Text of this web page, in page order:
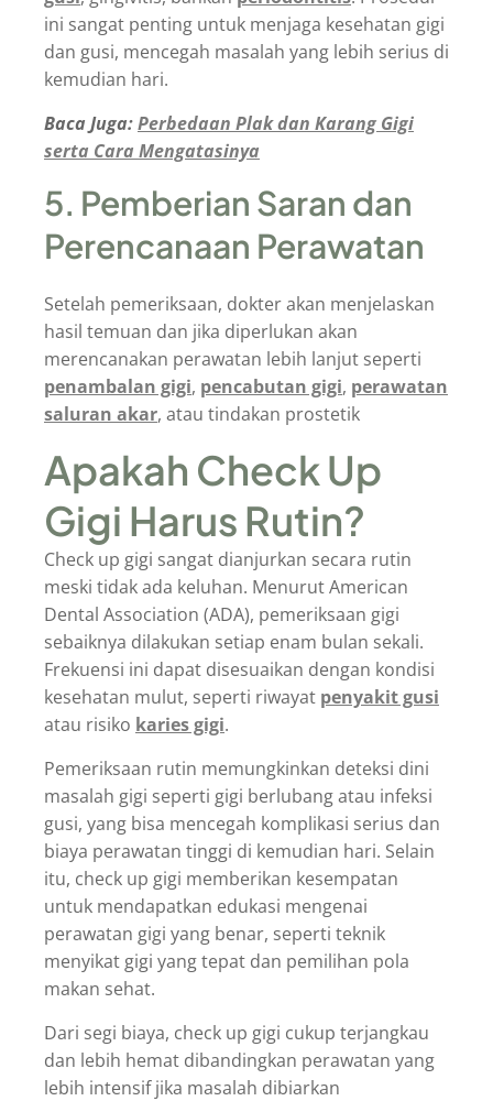
ini sangat penting untuk menjaga kesehatan gigi
dan gusi, mencegah masalah yang lebih serius di
kemudian hari.
Baca Juga:Perbedaan Plak dan Karang Gigi
serta Cara Mengatasinya
5. Pemberian Saran dan
Perencanaan Perawatan
Setelah pemeriksaan, dokter akan menjelaskan
hasil temuan dan jika diperlukan akan
merencanakan perawatan lebih lanjut seperti
penambalan gigi, pencabutan gigi, perawatan
saluran akar, atau tindakan prostetik
Apakah Check Up
Gigi Harus Rutin?
Check up gigi sangat dianjurkan secara rutin
meski tidak ada keluhan. Menurut American
Dental Association (ADA), pemeriksaan gigi
sebaiknya dilakukan setiap enam bulan sekali.
Frekuensi ini dapat disesuaikan dengan kondisi
kesehatan mulut, seperti riwayat penyakit gusi
atau risiko karies gigi.
Pemeriksaan rutin memungkinkan deteksi dini
masalah gigi seperti gigi berlubang atau infeksi
gusi, yang bisa mencegah komplikasi serius dan
biaya perawatan tinggi di kemudian hari. Selain
itu, check up gigi memberikan kesempatan
untuk mendapatkan edukasi mengenai
perawatan gigi yang benar, seperti teknik
menyikat gigi yang tepat dan pemilihan pola
makan sehat.
Dari segi biaya, check up gigi cukup terjangkau
dan lebih hemat dibandingkan perawatan yang
lebih intensif jika masalah dibiarkan